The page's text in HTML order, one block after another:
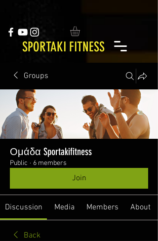
SPORTAKI FITNESS
Groups
Ομάδα Sportakifitness
Public · 6 members
Join
Discussion Media Members About
Back